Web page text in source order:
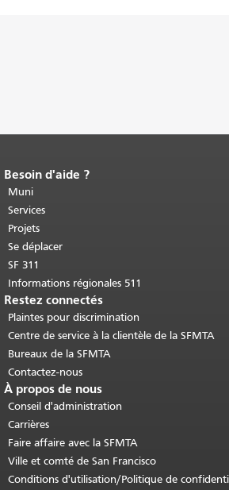
Fin du contenu de la page.
cette page se répète sur chaque page.
Retour au haut du contenu principal
Besoin d'aide ?
Muni
Services
Projets
Se déplacer
SF 311
Informations régionales 511
Restez connectés
Plaintes pour discrimination
Centre de service à la clientèle de la SFMTA
Bureaux de la SFMTA
Contactez-nous
À propos de nous
Conseil d'administration
Carrières
Faire affaire avec la SFMTA
Ville et comté de San Francisco
Conditions d'utilisation/Politique de